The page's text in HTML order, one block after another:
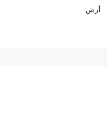
أرض